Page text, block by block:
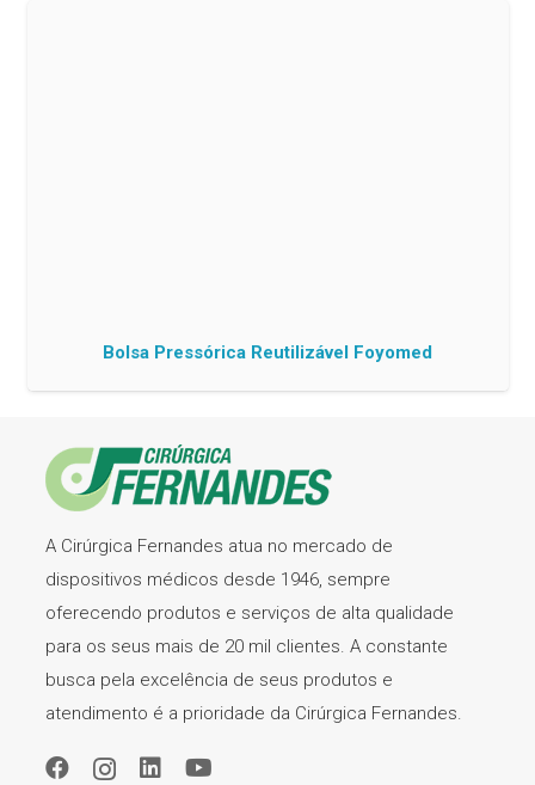
Bolsa Pressórica Reutilizável Foyomed
A Cirúrgica Fernandes atua no mercado de
dispositivos médicos desde 1946, sempre
oferecendo produtos e serviços de alta qualidade
para os seus mais de 20 mil clientes. A constante
busca pela excelência de seus produtos e
atendimento é a prioridade da Cirúrgica Fernandes.